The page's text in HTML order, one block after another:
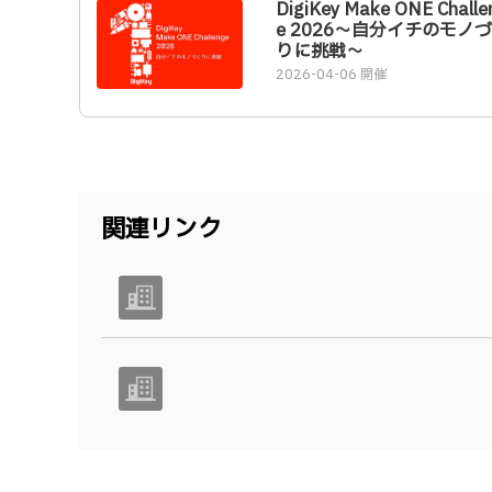
DigiKey Make ONE
e 2026～自分イチのモノ
りに挑戦～
2026-04-06 開催
関連リンク